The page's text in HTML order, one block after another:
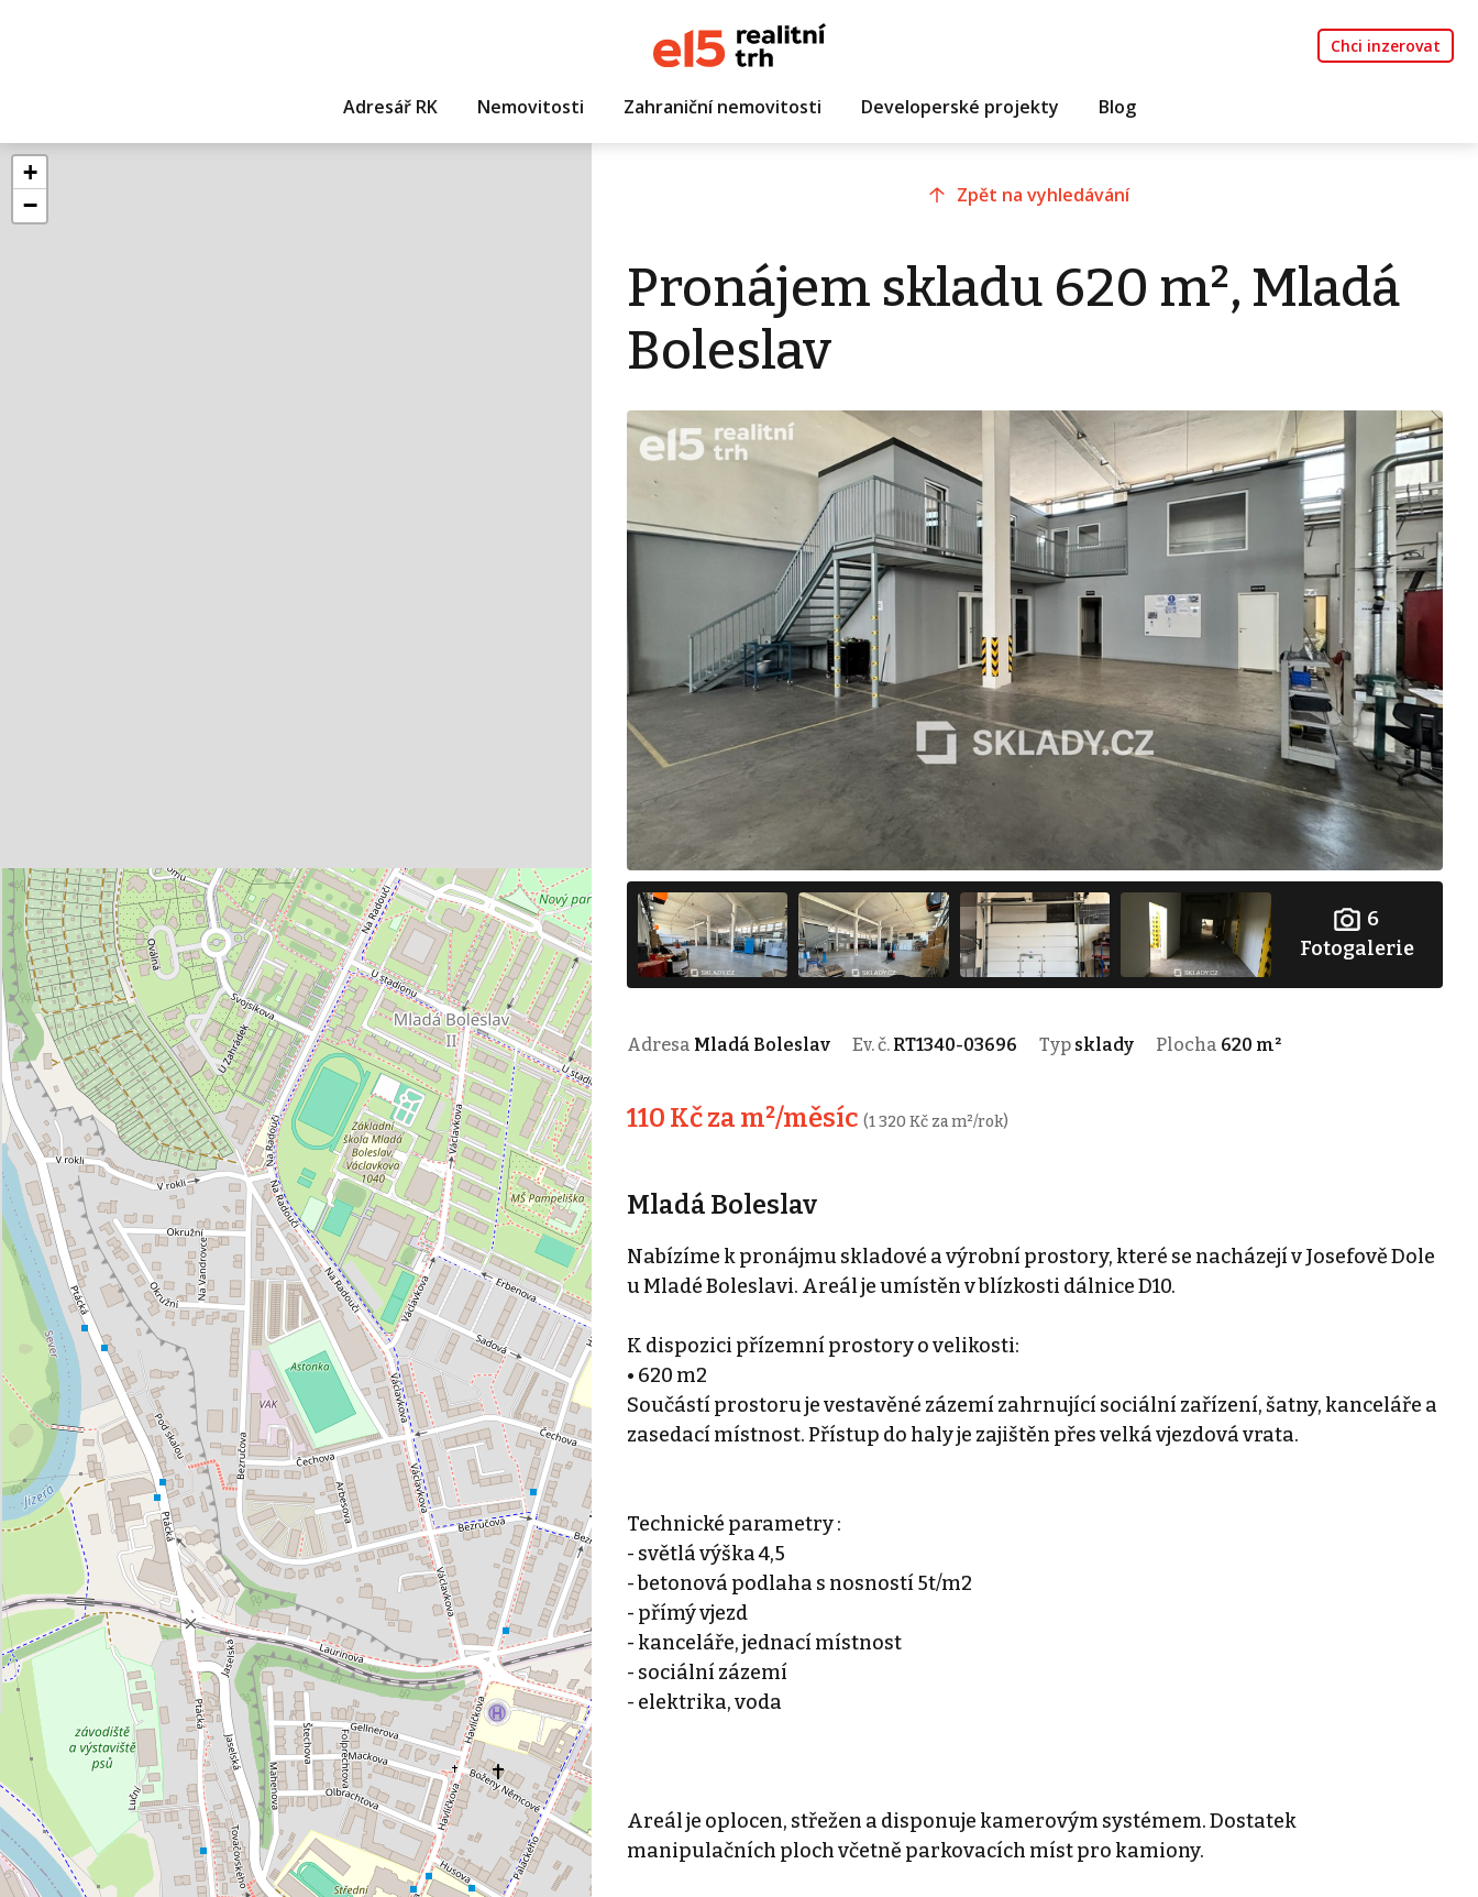
Chci inzerovat
Adresář RK Nemovitosti Zahraniční nemovitosti Developerské projekty Blog
+
−
Zpět na vyhledávání
Pronájem skladu 620 m², Mladá
Boleslav
6
Fotogalerie
Adresa Mladá Boleslav Ev. č. RT1340-03696 Typ sklady Plocha 620 m²
110 Kč za m²/měsíc (1 320 Kč za m²/rok)
Mladá Boleslav
Nabízíme k pronájmu skladové a výrobní prostory, které se nacházejí v Josefově Dole
u Mladé Boleslavi. Areál je umístěn v blízkosti dálnice D10.
K dispozici přízemní prostory o velikosti:
• 620 m2
Součástí prostoru je vestavěné zázemí zahrnující sociální zařízení, šatny, kanceláře a
zasedací místnost. Přístup do haly je zajištěn přes velká vjezdová vrata.
Technické parametry :
- světlá výška 4,5
- betonová podlaha s nosností 5t/m2
- přímý vjezd
- kanceláře, jednací místnost
- sociální zázemí
- elektrika, voda
Areál je oplocen, střežen a disponuje kamerovým systémem. Dostatek
manipulačních ploch včetně parkovacích míst pro kamiony.